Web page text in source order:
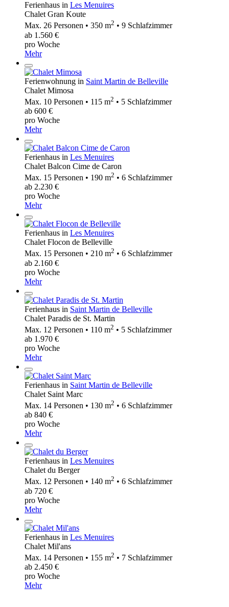
Ferienhaus in Les Menuires
Chalet Gran Koute
Max. 26 Personen • 350 m2 • 9 Schlafzimmer
ab 1.560 €
pro Woche
Mehr
Ferienwohnung in Saint Martin de Belleville
Chalet Mimosa
Max. 10 Personen • 115 m2 • 5 Schlafzimmer
ab 600 €
pro Woche
Mehr
Ferienhaus in Les Menuires
Chalet Balcon Cime de Caron
Max. 15 Personen • 190 m2 • 6 Schlafzimmer
ab 2.230 €
pro Woche
Mehr
Ferienhaus in Les Menuires
Chalet Flocon de Belleville
Max. 15 Personen • 210 m2 • 6 Schlafzimmer
ab 2.160 €
pro Woche
Mehr
Ferienhaus in Saint Martin de Belleville
Chalet Paradis de St. Martin
Max. 12 Personen • 110 m2 • 5 Schlafzimmer
ab 1.970 €
pro Woche
Mehr
Ferienhaus in Saint Martin de Belleville
Chalet Saint Marc
Max. 14 Personen • 130 m2 • 6 Schlafzimmer
ab 840 €
pro Woche
Mehr
Ferienhaus in Les Menuires
Chalet du Berger
Max. 12 Personen • 140 m2 • 6 Schlafzimmer
ab 720 €
pro Woche
Mehr
Ferienhaus in Les Menuires
Chalet Mil'ans
Max. 14 Personen • 155 m2 • 7 Schlafzimmer
ab 2.450 €
pro Woche
Mehr